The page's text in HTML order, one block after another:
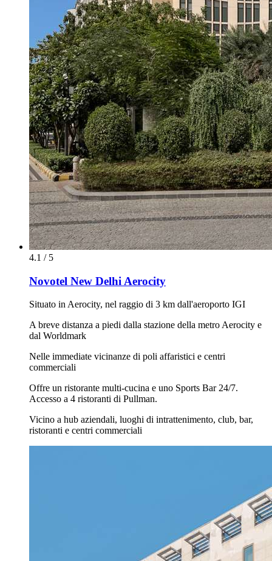
4.1 / 5
Novotel New Delhi Aerocity
Situato in Aerocity, nel raggio di 3 km dall'aeroporto IGI
A breve distanza a piedi dalla stazione della metro Aerocity e
dal Worldmark
Nelle immediate vicinanze di poli affaristici e centri
commerciali
Offre un ristorante multi-cucina e uno Sports Bar 24/7.
Accesso a 4 ristoranti di Pullman.
Vicino a hub aziendali, luoghi di intrattenimento, club, bar,
ristoranti e centri commerciali